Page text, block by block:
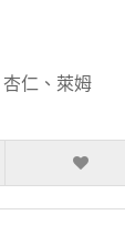
仁、萊姆